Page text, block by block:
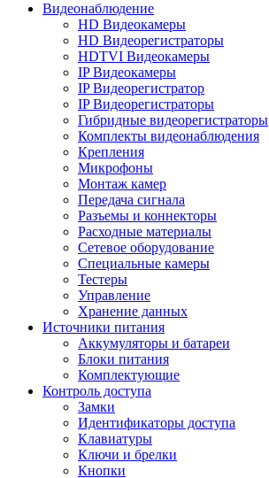
Видеонаблюдение
HD Видеокамеры
HD Видеорегистраторы
HDTVI Видеокамеры
IP Видеокамеры
IP Видеорегистратор
IP Видеорегистраторы
Гибридные видеорегистраторы
Комплекты видеонаблюдения
Крепления
Микрофоны
Монтаж камер
Передача сигнала
Разъемы и коннекторы
Расходные материалы
Сетевое оборудование
Специальные камеры
Тестеры
Управление
Хранение данных
Источники питания
Аккумуляторы и батареи
Блоки питания
Комплектующие
Контроль доступа
Замки
Идентификаторы доступа
Клавиатуры
Ключи и брелки
Кнопки